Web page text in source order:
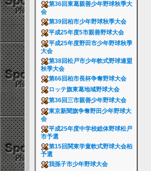
第36回東葛親善少年野球秋季大
会
第39回柏市少年野球秋季大会
平成25年度5市親善野球大会
平成25年度野田市少年野球秋季
大会
第38回松戸市少年軟式野球連盟
秋季大会
第66回柏市長杯争奪野球大会
ロッテ旗東葛地域野球大会
第36回三市親善少年野球大会
東京新聞旗争奪野田少年野球大
会
平成25年度中学校総体野球松戸
市予選
第15回関東学童軟式野球大会柏
予選
我孫子市少年野球大会